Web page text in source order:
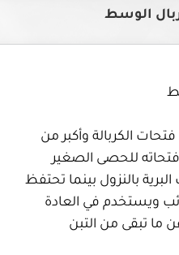
الوسط
الكربالة وأكبر من
للحصى الصغير
البرية بالنزول بينما تحتفظ
ويستخدم في العادة
ما تبقى من التبن